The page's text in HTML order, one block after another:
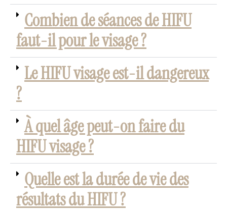
Combien de séances de HIFU
faut-il pour le visage ?
Le HIFU visage est-il dangereux
?
À quel âge peut-on faire du
HIFU visage ?
Quelle est la durée de vie des
résultats du HIFU ?